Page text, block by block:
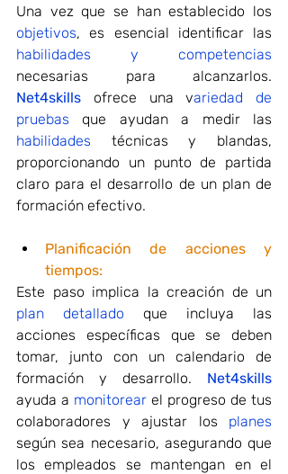
objetivos
habilidades y competencias
Net4skills ofrece una variedad de
pruebas
habilidades técnicas y blandas,
proporcionando un punto de partida
claro para el desarrollo de un plan de
formación efectivo.
Planificación de acciones y
tiempos:
plan detallado que incluya las
acciones específicas que se deben
tomar, junto con un calendario de
formación y desarrollo. Net4skills
ayuda a monitorear el progreso de tus
colaboradores y ajustar los planes
según sea necesario, asegurando que
los empleados se mantengan en el